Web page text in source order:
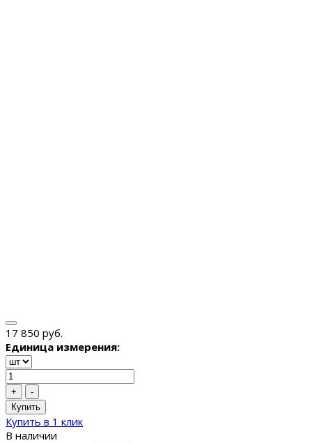
17 850 руб.
Единица измерения:
+
-
Купить
Купить в 1 клик
В наличии